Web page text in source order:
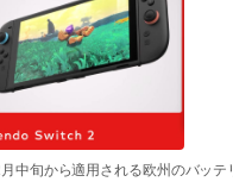
中旬から適用される欧州のバッテ